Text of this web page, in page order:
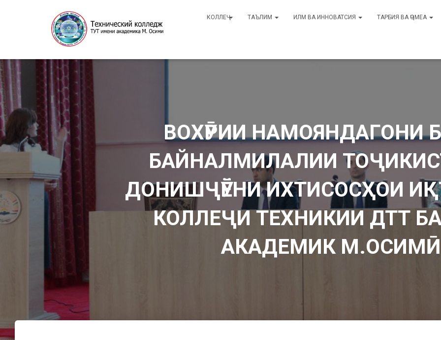
КОЛЛЕҶ ТАЪЛИМ ИЛМ ВА ИННОВАТСИЯ ТАРБИЯ ВА ҶОМЕА
ВОХӮРИИ НАМОЯНДАГОНИ
БАЙНАЛМИЛАЛИИ
ДОНИШҶӮЁНИ ИХТИСОСҲОИ
КОЛЛЕҶИ ТЕХНИКИИ ДТТ
АКАДЕМИК М.ОСИМӢ